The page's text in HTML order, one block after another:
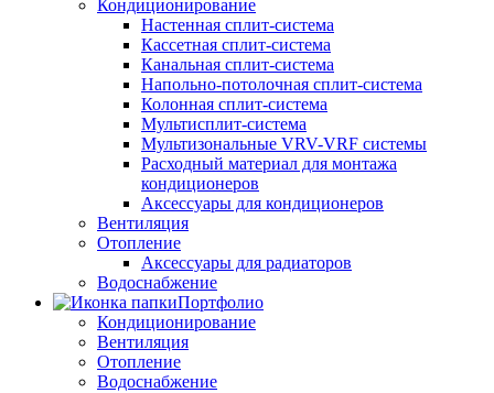
Кондиционирование
Настенная сплит-система
Кассетная сплит-система
Канальная сплит-система
Напольно-потолочная сплит-система
Колонная сплит-система
Мультисплит-система
Мультизональные VRV-VRF системы
Расходный материал для монтажа
кондиционеров
Аксессуары для кондиционеров
Вентиляция
Отопление
Аксессуары для радиаторов
Водоснабжение
Портфолио
Кондиционирование
Вентиляция
Отопление
Водоснабжение